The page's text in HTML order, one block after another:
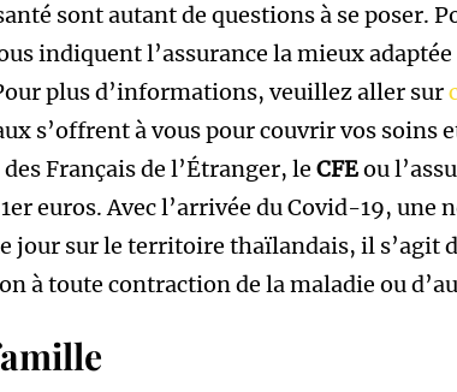
sont autant de questions à se poser.
indiquent l’assurance la mieux adaptée
plus d’informations, veuillez aller sur
s’offrent à vous pour couvrir vos soins
des Français de l’Étranger, le CFEou
euros. Avec l’arrivée du Covid-19, une
jour sur le territoire thaïlandais, il s’agit
à toute contraction de la maladie ou